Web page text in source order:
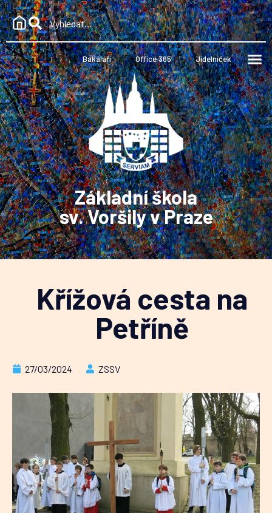
Bakaláři Office 365 Jídelníček
Základní škola
sv. Voršily v Praze
Křížová cesta na
Petříně
27/03/2024 ZSSV